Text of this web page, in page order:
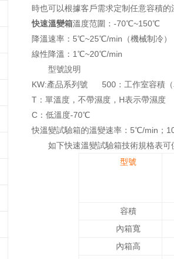
時也可以根據客戶需求定制任意容積的溫
快速溫變箱溫度范圍：-70℃~150℃
降溫速率：5℃~25℃/min（機械制冷）
線性降溫：1℃~20℃/min
型號說明
KW:產品系列號 500：工作室容積（
T：單溫度，不帶濕度，H表示帶濕度
C：低溫度-70℃
快溫變試驗箱的溫變速率：5℃/min；
如下快速溫變試驗箱技術規格表可
型號
容積
內箱寬
內箱高